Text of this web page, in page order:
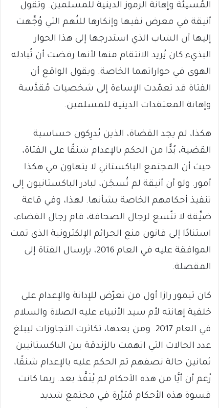
المُسيئة وإهانة الرموز الدينية للمسلمين. وتقول
أنيقة في معرض نفيها وإنكارها للتُهم التي وُجِّهت
إليها أن الشاب الذي استدرجها إلى هذا الحوار
البذيء كان يُريد الانتقام منها لأنها رفضت أن تُبادله
الهوى في حواراتهما الخاصة. ويقول الواقع أن
الفتاة قد تعمّدت الإساءة إلى شخصيات مُقدَّسة
وإهانة المعتقدات الدينية للمسلمين.
هكذا، لم يجد القضاة، الذين يُدرِكون حساسية
القضية، بُدًّا من الحكم بالإعدام شنقًا على الفتاة،
حيث أن المجتمع الباكستاني لا يتهاون في هكذا
أمور. ولو أن أنيقة لم تُسجَن، لبادر الباكستانيون إلى
تنفيذ أحكامهم الخاصة بشأنها. لهذا، وفي قاعة
ضيِّقة لا تتّسع لرجال الصحافة، قام رجال القضاء،
استنادًا إلى قانون منع الجرائم الإلكترونية الذي تمت
الموافقة عليه في العام 2016، بإرسال الفتاة إلى
المقصلة.
كان تيمور رازا أول من تعرّض للإدانة والإعدام على
خلفية إهانته لأم سيد الأنبياء عليه الصلاة والسلام
في العام 2017. ومن بعدها، تكاثرت التجاوزات ليبلغ
عدد الحالات التي اتهمت بالزندقة بين الباكستانيين
ثمانين حالة نصفهم تم الحكم عليه بالإعدام شنقًا،
رُغم أن أيًّا من هذه الأحكام لم يُنَفَّذ بعد. ربما كانت
قسوة هذه الأحكام مُبَرَّرة في مجتمع شديد